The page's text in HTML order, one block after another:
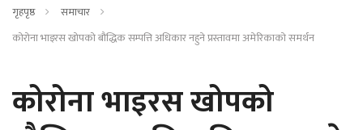
गृहपृष्ठ
समाचार
कोरोना भाइरस खोपको बौद्धिक सम्पत्ति अधिकार नहुने प्रस्तावमा अमेरिकाको समर्थन
कोरोना भाइरस खोपको